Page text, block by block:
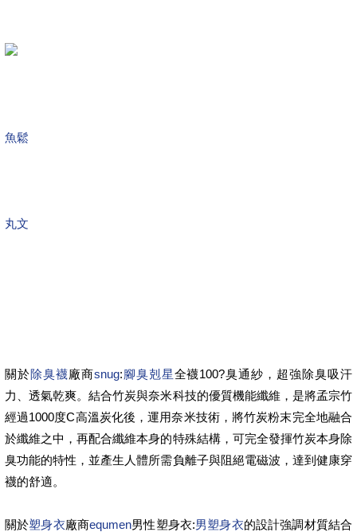
魚鬆
丸文
關於除臭襪廠商snug:腳臭剋星全襪100?臭通紗，超強除臭吸汗
力、透氣乾爽。結合竹炭與奈米科技的優質機能纖維，是將孟宗竹
經過1000度C高溫炭化後，運用奈米技術，將竹炭粉末完全地融合
於纖維之中，再配合纖維本身的特殊結構，可完全發揮竹炭本身除
臭功能的特性，並產生人體所需負離子與阻絕電磁波，達到健康穿
襪的舒適。
關於塑身衣廠商equmen男性塑身衣:男塑身衣的設計強調材質結合